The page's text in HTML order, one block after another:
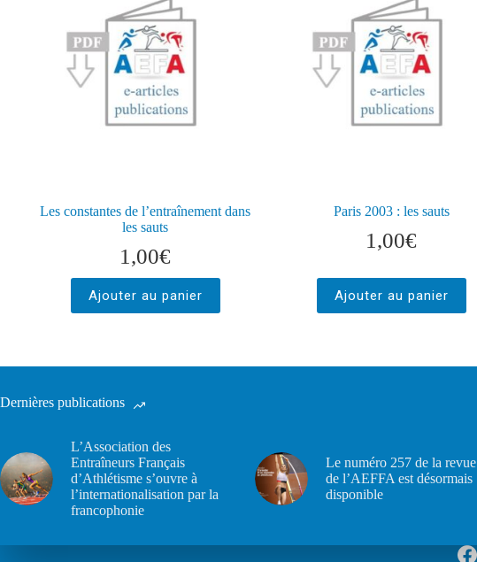
Les constantes de l’entraînement dans
les sauts
1,00€
Ajouter au panier
Paris 2003 : les sauts
1,00€
Ajouter au panier
Dernières publications
L’Association des
Entraîneurs Français
d’Athlétisme s’ouvre à
l’internationalisation par la
francophonie
Le numéro 257 de la revue
de l’AEFFA est désormais
disponible